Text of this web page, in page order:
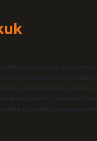
eski Borçlar Kanunu’nda
ve ona önceden belirlenmiş
ancak alacaklının
sözleşmesel ceza muaccel
ahlaka aykırılık, başlangıçta